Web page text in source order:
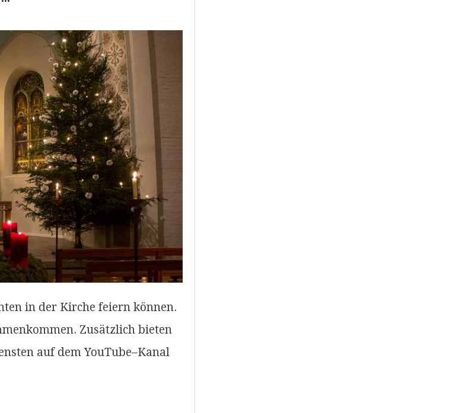
in der Kirche feiern können.
Zusätzlich bieten
auf dem YouTube–Kanal